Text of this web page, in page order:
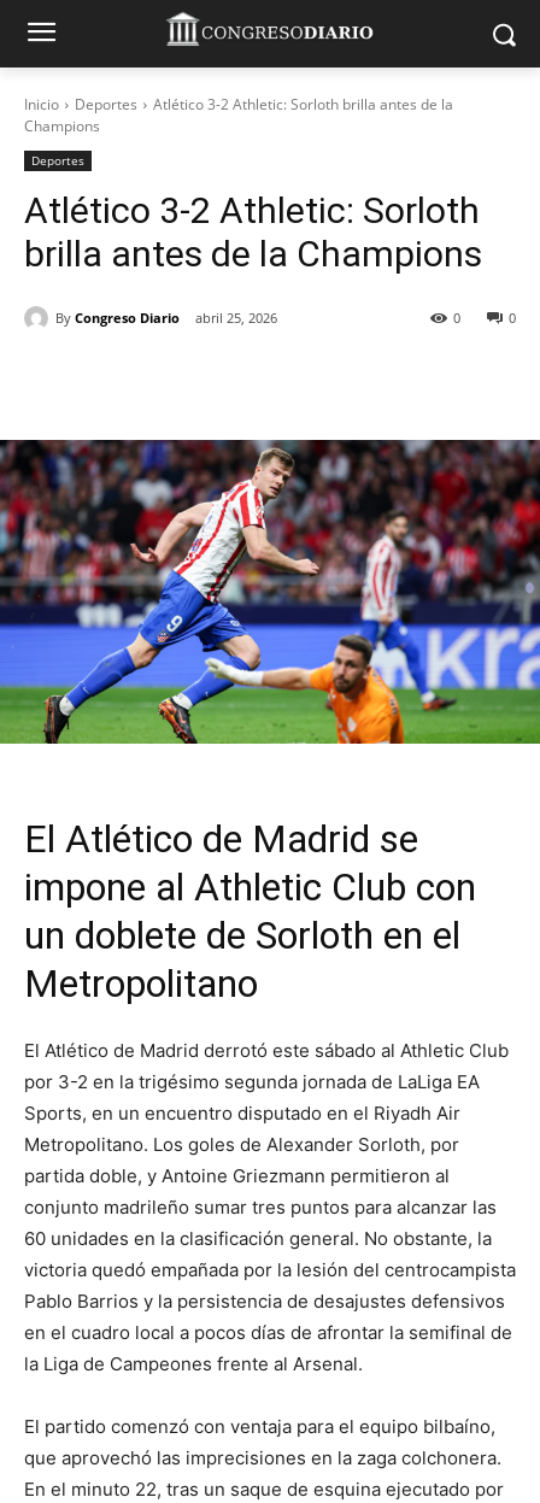
Inicio Deportes
Atlético 3-2 Athletic: Sorloth brilla antes de la
Champions
Deportes
Atlético 3-2 Athletic: Sorloth
brilla antes de la Champions
By Congreso Diario abril 25, 2026 0
0
El Atlético de Madrid se
impone al Athletic Club con
un doblete de Sorloth en el
Metropolitano
El Atlético de Madrid derrotó este sábado al Athletic Club
por 3-2 en la trigésimo segunda jornada de LaLiga EA
Sports, en un encuentro disputado en el Riyadh Air
Metropolitano. Los goles de Alexander Sorloth, por
partida doble, y Antoine Griezmann permitieron al
conjunto madrileño sumar tres puntos para alcanzar las
60 unidades en la clasificación general. No obstante, la
victoria quedó empañada por la lesión del centrocampista
Pablo Barrios y la persistencia de desajustes defensivos
en el cuadro local a pocos días de afrontar la semifinal de
la Liga de Campeones frente al Arsenal.
El partido comenzó con ventaja para el equipo bilbaíno,
que aprovechó las imprecisiones en la zaga colchonera.
En el minuto 22, tras un saque de esquina ejecutado por